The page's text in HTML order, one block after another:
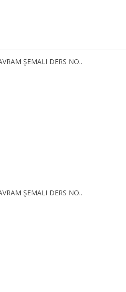
ŞEMALI DERS NO..
ŞEMALI DERS NO..